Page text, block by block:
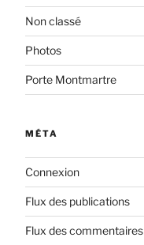
Non classé
Photos
Porte Montmartre
MÉTA
Connexion
Flux des publications
Flux des commentaires